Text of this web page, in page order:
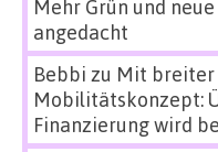
Mehr Grün und
angedacht
Bebbi zu Mit
Mobilitätskonzept:
Finanzierung wird